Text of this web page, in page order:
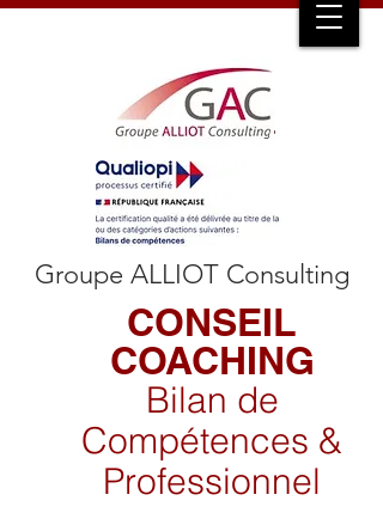
Groupe ALLIOT Consulting
CONSEIL
COACHING​
​Bilan de
Compétences &
Professionnel